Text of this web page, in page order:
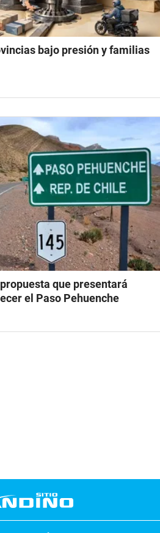
bajo presión y familias
que presentará
el Paso Pehuenche